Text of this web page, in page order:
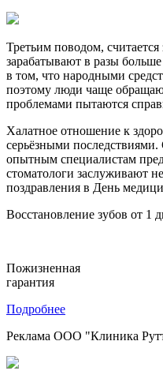
Третьим поводом,
зарабатывают в разы
в том, что народными
поэтому люди чаще
проблемами пытаются
Халатное отношение к
серьёзными
опытным специалистам
стоматологи заслуживают
поздравления в День
Восстановление зубов от 1
Пожизненная
гарантия
Подробнее
Реклама ООО "Клиника